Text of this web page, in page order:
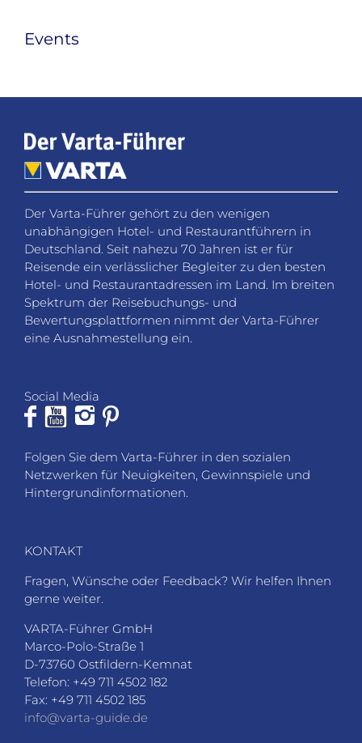
Events
Der Varta-Führer gehört zu den wenigen
unabhängigen Hotel- und Restaurantführern in
Deutschland. Seit nahezu 70 Jahren ist er für
Reisende ein verlässlicher Begleiter zu den besten
Hotel- und Restaurantadressen im Land. Im breiten
Spektrum der Reisebuchungs- und
Bewertungsplattformen nimmt der Varta-Führer
eine Ausnahmestellung ein.
Social Media
Folgen Sie dem Varta-Führer in den sozialen
Netzwerken für Neuigkeiten, Gewinnspiele und
Hintergrundinformationen.
KONTAKT
Fragen, Wünsche oder Feedback? Wir helfen Ihnen
gerne weiter.
VARTA-Führer GmbH
Marco-Polo-Straße 1
D-73760 Ostfildern-Kemnat
Telefon: +49 711 4502 182
Fax: +49 711 4502 185
info@varta-guide.de